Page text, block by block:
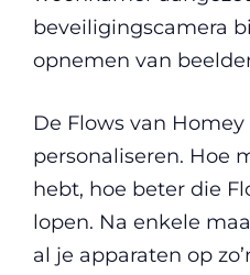
beveiligingscamera
opnemen van
De Flows van
personaliseren. Hoe
hebt, hoe beter die
lopen. Na enkele
al je apparaten op